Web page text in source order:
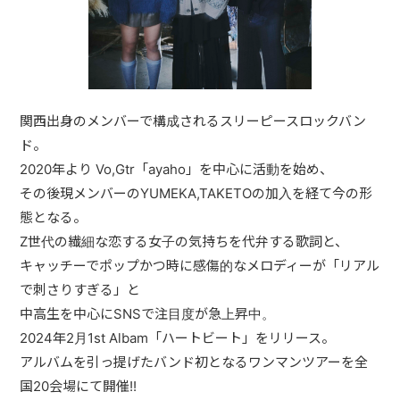
関西出身のメンバーで構成されるスリーピースロックバン
ド。
2020年より Vo,Gtr「ayaho」を中心に活動を始め、
その後現メンバーのYUMEKA,TAKETOの加入を経て今の形
態となる。
Z世代の繊細な恋する女子の気持ちを代弁する歌詞と、
キャッチーでポップかつ時に感傷的なメロディーが「リアル
で刺さりすぎる」と
中高生を中心にSNSで注目度が急上昇中。
2024年2月1st Albam「ハートビート」をリリース。
アルバムを引っ提げたバンド初となるワンマンツアーを全
国20会場にて開催!!